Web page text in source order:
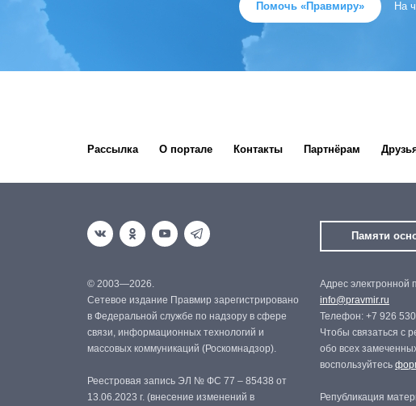
Помочь «Правмиру» На
Рассылка О портале Контакты Партнёрам
Памяти
© 2003—2026.
Сетевое издание Правмир зарегистрировано
в Федеральной службе по надзору в сфере
связи, информационных технологий и
массовых коммуникаций (Роскомнадзор).
Реестровая запись ЭЛ № ФС 77 – 85438 от
13.06.2023 г. (внесение изменений в
Адрес электронной
info@pravmir.ru
Телефон: +7 926
Чтобы связаться с
обо всех
воспользуйтесь
Републикация